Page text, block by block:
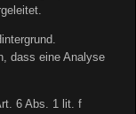
dass eine Analyse
6 Abs. 1 lit. f